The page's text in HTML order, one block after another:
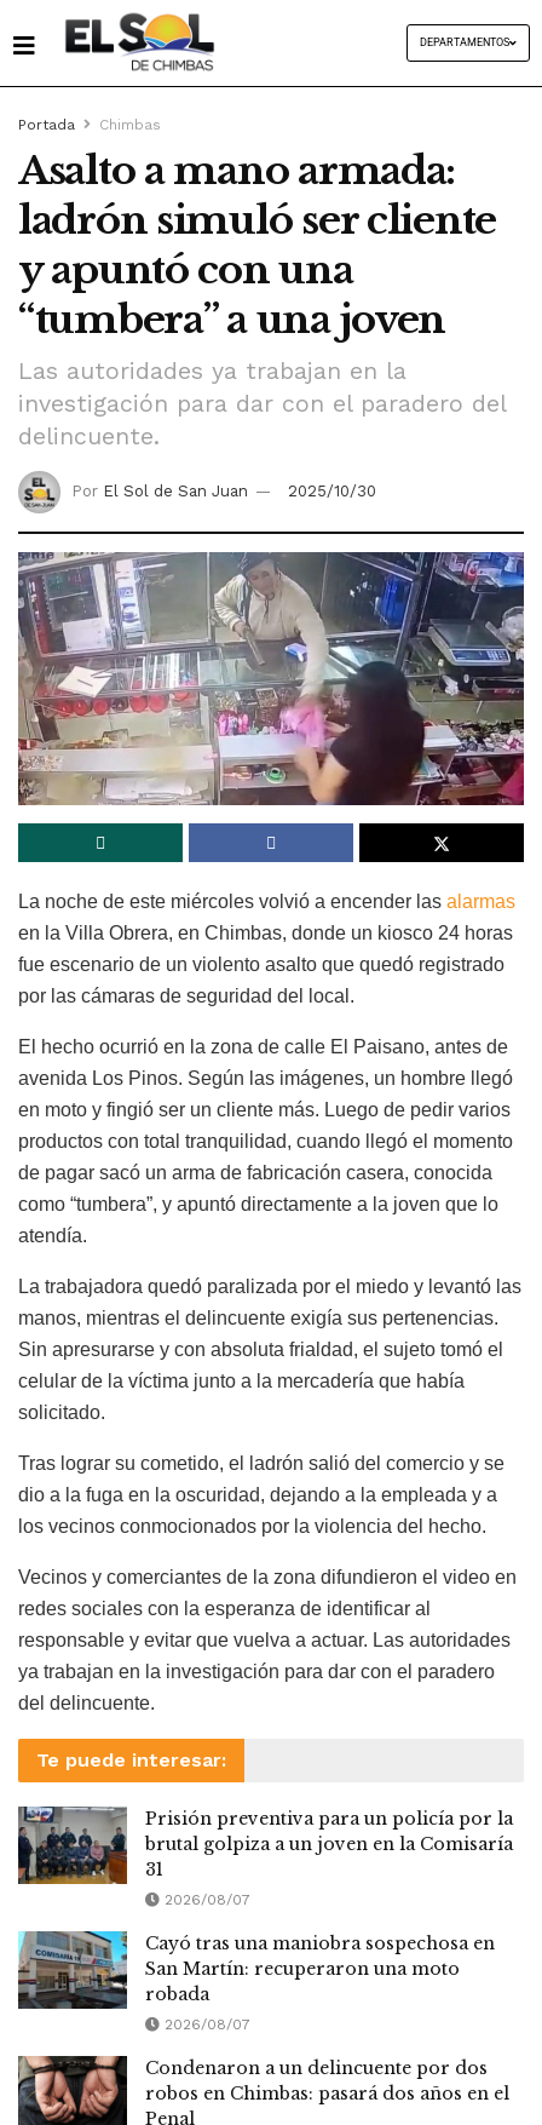
DEPARTAMENTOS
Portada Chimbas
Asalto a mano armada:
ladrón simuló ser cliente
y apuntó con una
“tumbera” a una joven
Las autoridades ya trabajan en la
investigación para dar con el paradero del
delincuente.
Por El Sol de San Juan 2025/10/30
La noche de este miércoles volvió a encender las alarmas
en la Villa Obrera, en Chimbas, donde un kiosco 24 horas
fue escenario de un violento asalto que quedó registrado
por las cámaras de seguridad del local.
El hecho ocurrió en la zona de calle El Paisano, antes de
avenida Los Pinos. Según las imágenes, un hombre llegó
en moto y fingió ser un cliente más. Luego de pedir varios
productos con total tranquilidad, cuando llegó el momento
de pagar sacó un arma de fabricación casera, conocida
como “tumbera”, y apuntó directamente a la joven que lo
atendía.
La trabajadora quedó paralizada por el miedo y levantó las
manos, mientras el delincuente exigía sus pertenencias.
Sin apresurarse y con absoluta frialdad, el sujeto tomó el
celular de la víctima junto a la mercadería que había
solicitado.
Tras lograr su cometido, el ladrón salió del comercio y se
dio a la fuga en la oscuridad, dejando a la empleada y a
los vecinos conmocionados por la violencia del hecho.
Vecinos y comerciantes de la zona difundieron el video en
redes sociales con la esperanza de identificar al
responsable y evitar que vuelva a actuar. Las autoridades
ya trabajan en la investigación para dar con el paradero
del delincuente.
Te puede interesar:
Prisión preventiva para un policía por la
brutal golpiza a un joven en la Comisaría
31
2026/08/07
Cayó tras una maniobra sospechosa en
San Martín: recuperaron una moto
robada
2026/08/07
Condenaron a un delincuente por dos
robos en Chimbas: pasará dos años en el
Penal